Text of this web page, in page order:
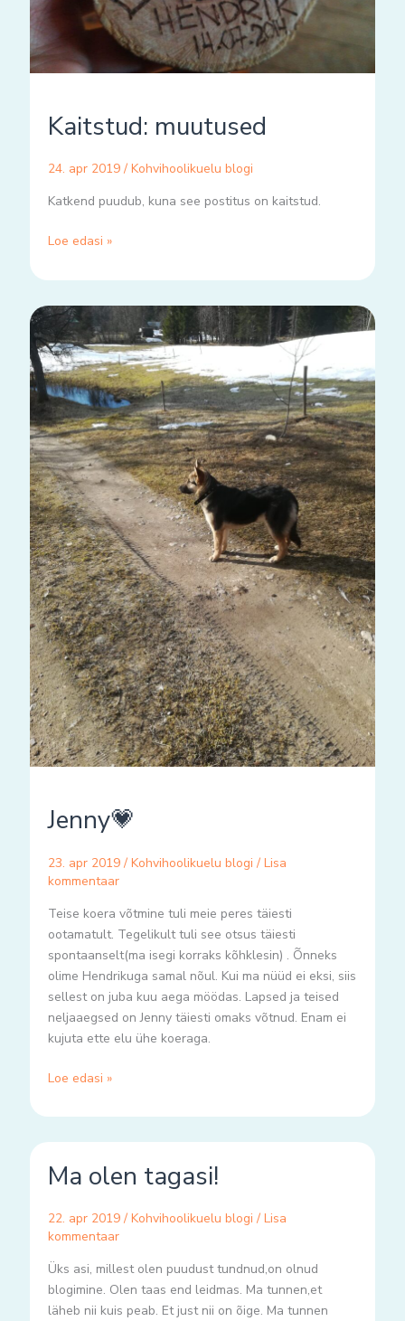
Kaitstud: muutused
24. apr 2019 / Kohvihoolikuelu blogi
Katkend puudub, kuna see postitus on kaitstud.
Loe edasi »
Jenny💗
23. apr 2019 / Kohvihoolikuelu blogi / Lisa
kommentaar
Teise koera võtmine tuli meie peres täiesti
ootamatult. Tegelikult tuli see otsus täiesti
spontaanselt(ma isegi korraks kõhklesin) . Õnneks
olime Hendrikuga samal nõul. Kui ma nüüd ei eksi, siis
sellest on juba kuu aega möödas. Lapsed ja teised
neljaaegsed on Jenny täiesti omaks võtnud. Enam ei
kujuta ette elu ühe koeraga.
Jenny
💗
Loe edasi »
Ma olen tagasi!
22. apr 2019 / Kohvihoolikuelu blogi / Lisa
kommentaar
Üks asi, millest olen puudust tundnud,on olnud
blogimine. Olen taas end leidmas. Ma tunnen,et
läheb nii kuis peab. Et just nii on õige. Ma tunnen
olen